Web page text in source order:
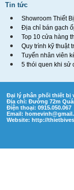
Tin tức
Showroom Thiết
Địa chỉ bán gạch
Top 10 cửa hàng
Quy trình kỹ thuật
Tuyển nhân viên
5 thói quen khi sử
Đại lý phân phối thiết bị
Địa chỉ: Đường 72m
Điện thoại: 0915.050.067
Email:
Website: http://